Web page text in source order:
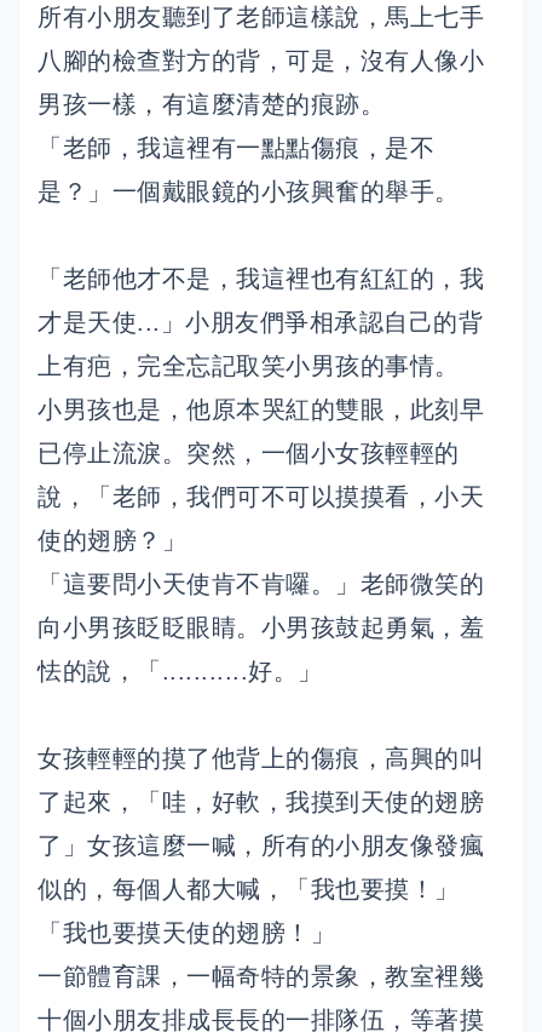
所有小朋友聽到了老師這樣說，馬上七手
八腳的檢查對方的背，可是，沒有人像小
男孩一樣，有這麼清楚的痕跡。
「老師，我這裡有一點點傷痕，是不
是？」一個戴眼鏡的小孩興奮的舉手。
「老師他才不是，我這裡也有紅紅的，我
才是天使...」小朋友們爭相承認自己的背
上有疤，完全忘記取笑小男孩的事情。
小男孩也是，他原本哭紅的雙眼，此刻早
已停止流淚。突然，一個小女孩輕輕的
說，「老師，我們可不可以摸摸看，小天
使的翅膀？」
「這要問小天使肯不肯囉。」老師微笑的
向小男孩眨眨眼睛。小男孩鼓起勇氣，羞
怯的說，「...........好。」
女孩輕輕的摸了他背上的傷痕，高興的叫
了起來，「哇，好軟，我摸到天使的翅膀
了」女孩這麼一喊，所有的小朋友像發瘋
似的，每個人都大喊，「我也要摸！」
「我也要摸天使的翅膀！」
一節體育課，一幅奇特的景象，教室裡幾
十個小朋友排成長長的一排隊伍，等著摸